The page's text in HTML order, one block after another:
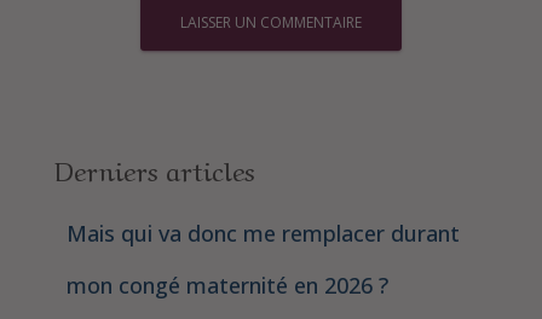
Derniers articles
Mais qui va donc me remplacer durant
mon congé maternité en 2026 ?